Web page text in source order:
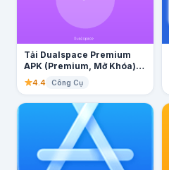
Tải Dualspace Premium
APK (Premium, Mở Khóa)
Mới...
4.4 Công Cụ